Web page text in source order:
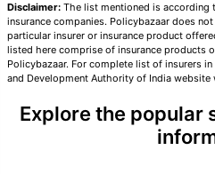
Disclaimer: The list mentioned is
insurance companies. Policybazaar does
particular insurer or insurance product
listed here comprise of insurance products
Policybazaar. For complete list of insurers
and Development Authority of India website
Explore the popular
₹ 1,376/
तुमच्या कुटुंबाची सुरक्षा